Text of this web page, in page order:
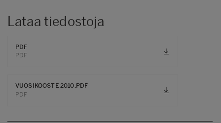
Lataa tiedostoja
PDF
PDF
VUOSIKOOSTE 2010.PDF
PDF